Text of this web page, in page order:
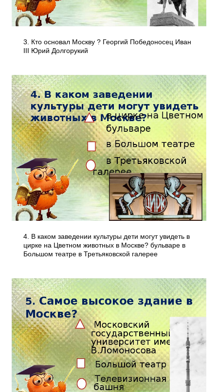
3. Кто основал Москву ? Георгий Победоносец Иван
III Юрий Долгорукий
4. В каком заведении культуры дети могут увидеть в
цирке на Цветном животных в Москве? бульваре в
Большом театре в Третьяковской галерее